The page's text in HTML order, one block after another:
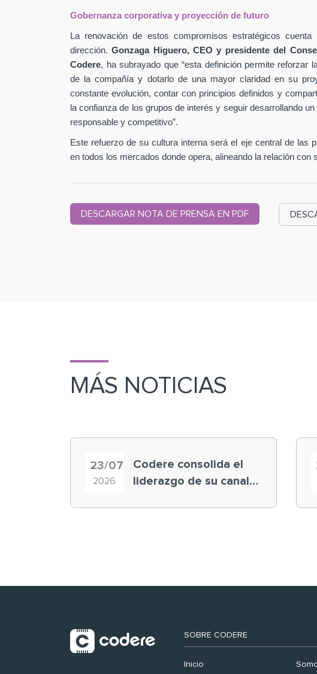
Gobernanza corporativa y proyección de futuro
La renovación de estos compromisos estratégicos
dirección.Gonzaga Higuero, CEO y presidente del
Codere, ha subrayado que “esta definición permite reforzar
de la compañía y dotarlo de una mayor claridad en su
constante evolución, contar con principios definidos y
la confianza de los grupos de interés y seguir desarrollando
responsable y competitivo”.
Este refuerzo de su cultura interna será el eje central de las
en todos los mercados donde opera, alineando la relación con
DESCARGAR NOTA DE PRENSA EN PDF
MÁS NOTICIAS
23/07
2026
Codere consolida el
liderazgo de su canal
SOBRE CODERE
Inicio